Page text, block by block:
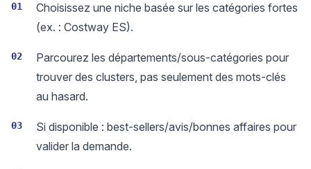
01
Choisissez une niche basée sur les catégories fortes
(ex. : Costway ES).
02
Parcourez les départements/sous-catégories pour
trouver des clusters, pas seulement des mots-clés
au hasard.
03
Si disponible : best-sellers/avis/bonnes affaires pour
valider la demande.